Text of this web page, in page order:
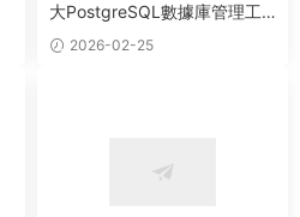
大PostgreSQL數據庫管理工
具 2026-02-25